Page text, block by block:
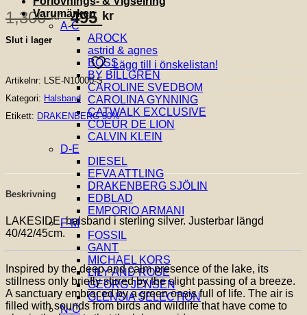
Varumärken
A-C
AROCK
astrid & agnes
BOSS
BY BILLGREN
CAROLINE SVEDBOM
CAROLINA GYNNING
CATWALK EXCLUSIVE
COEUR DE LION
CALVIN KLEIN
D-E
DIESEL
EFVA ATTLING
DRAKENBERG SJÖLIN
EDBLAD
EMPORIO ARMANI
F-M
FOSSIL
GANT
MICHAEL KORS
LILY AND ROSE
GEORG JENSEN
GLENSIA SELECTION
N-Ö
1,300kr
Det
ursprungliga
priset
var:
1,300 kr.
495 krDet
nuvarande
priset
är:
495 kr.
Slut i lager
Lägg till i önskelistan!
Artikelnr: LSE-N10000-S
Kategori: Halsband
Etikett: DRAKENBERG 50%
Beskrivning
LAKESIDE, halsband i sterling silver. Justerbar längd
40/42/45cm.
Inspired by the deep and calm presence of the lake, its
stillness only briefly stirred by the slight passing of a breeze.
A sanctuary embraced by a green oasis full of life. The air is
filled with sounds from birds and wildlife that have come to